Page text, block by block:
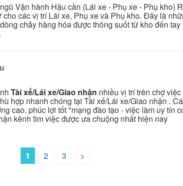
Vận hành Hậu cần (Lái xe - Phụ xe - Phụ kho)
các vị trí Lái xe, Phụ xe và Phụ kho. Đây là
chảy hàng hóa được thông suốt từ kho đến tay
Tài xế/Lái xe/Giao nhận nhiều vị trí trên chợ
hợp nhanh chóng tại Tài xế/Lái xe/Giao nhận .
cao, phúc lợi tốt "mạng đào tạo - việc làm uy tín
kênh tìm việc được ưa chuộng nhất hiện nay
1 2 3 >